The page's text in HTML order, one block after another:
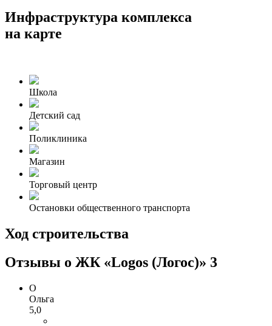
Инфраструктура комплекса
на карте
Школа
Детский сад
Поликлиника
Магазин
Торговый центр
Остановки общественного транспорта
Ход строительства
Отзывы о ЖК «Logos (Логос)» 3
О
Ольга
5,0